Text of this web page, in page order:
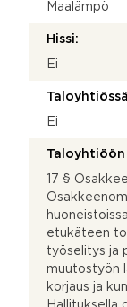
Maalämpö
Hissi:
Ei
Ei
17 §
etukäteen
työselitys ja
muutostyön
korjaus ja